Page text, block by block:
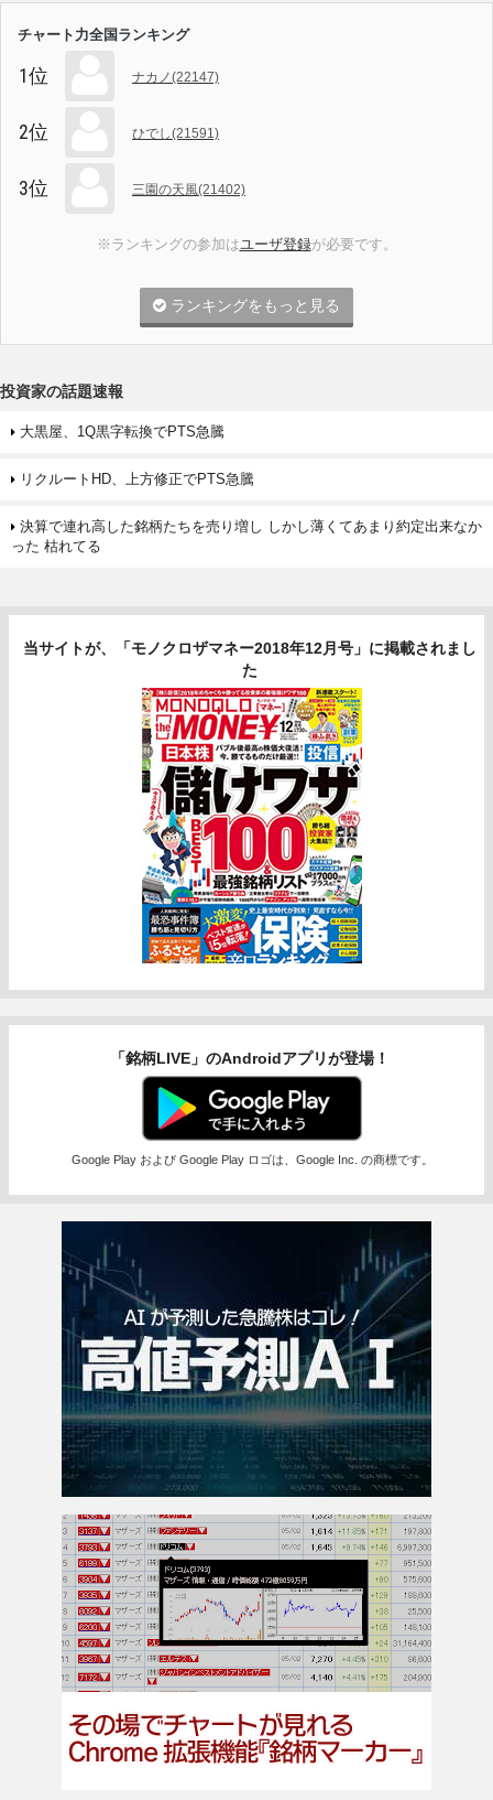
チャート力全国ランキング
1位 ナカノ(22147)
2位 ひでし(21591)
3位 三園の天風(21402)
※ランキングの参加はユーザ登録が必要です。
ランキングをもっと見る
投資家の話題速報
大黒屋、1Q黒字転換でPTS急騰
リクルートHD、上方修正でPTS急騰
決算で連れ高した銘柄たちを売り増し しかし薄くてあまり約定出来なか
った 枯れてる
当サイトが、「モノクロザマネー2018年12月号」に掲載されまし
た
「銘柄LIVE」のAndroidアプリが登場！
Google Play および Google Play ロゴは、Google Inc. の商標です。